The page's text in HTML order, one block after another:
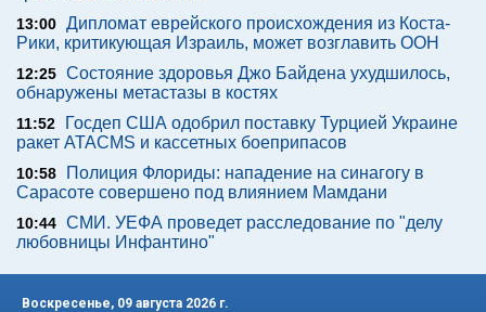
13:00 Дипломат еврейского происхождения из Коста-
Рики, критикующая Израиль, может возглавить ООН
12:25 Состояние здоровья Джо Байдена ухудшилось,
обнаружены метастазы в костях
11:52
Госдеп США одобрил поставку Турцией Украине
ракет ATACMS и кассетных боеприпасов
10:58
Полиция Флориды: нападение на синагогу в
Сарасоте совершено под влиянием Мамдани
10:44 СМИ. УЕФА проведет расследование по "делу
любовницы Инфантино"
Воскресенье, 09 августа 2026 г.